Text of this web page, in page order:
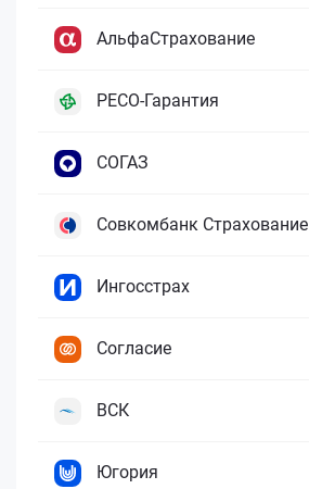
АльфаСтрахование
РЕСО-Гарантия
СОГАЗ
Совкомбанк Страхование
Ингосстрах
Согласие
ВСК
Югория